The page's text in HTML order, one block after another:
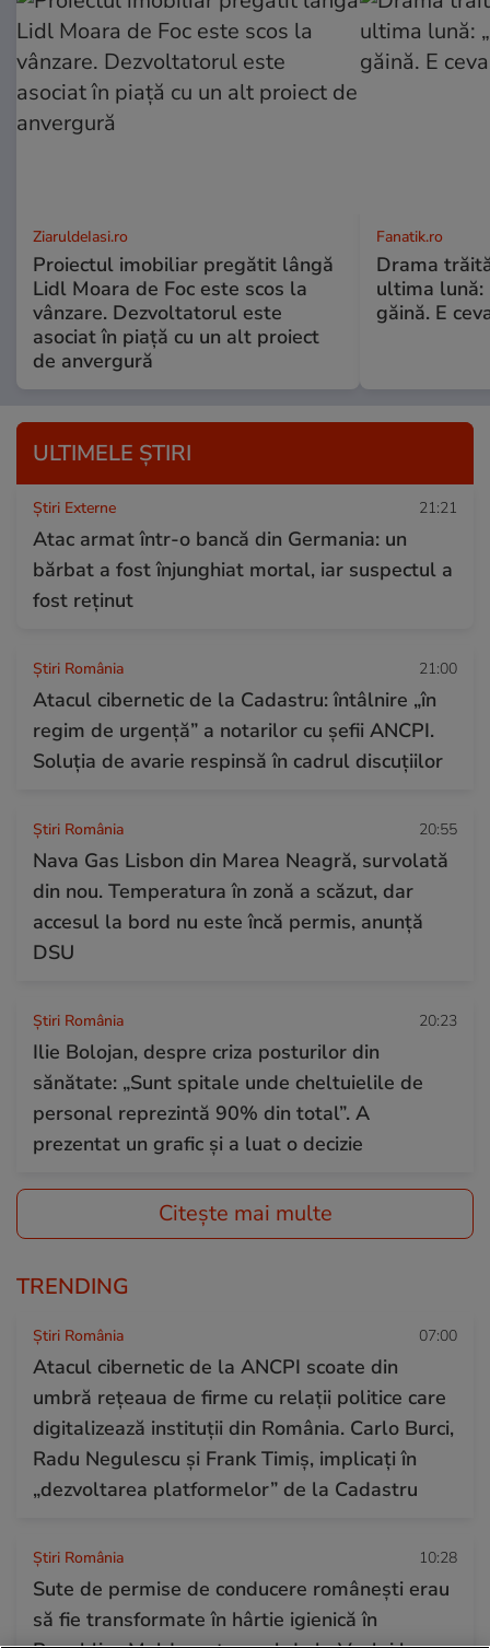
ZiaruldeIasi.ro
Proiectul imobiliar pregătit lângă
Lidl Moara de Foc este scos la
vânzare. Dezvoltatorul este
asociat în piață cu un alt proiect
de anvergură
Fanatik.ro
Drama
ultima lună:
găină. E
ULTIMELE ȘTIRI
Știri Externe 21:21
Atac armat într-o bancă din Germania: un
bărbat a fost înjunghiat mortal, iar suspectul a
fost reținut
Știri România 21:00
Atacul cibernetic de la Cadastru: întâlnire „în
regim de urgență” a notarilor cu șefii ANCPI.
Soluția de avarie respinsă în cadrul discuțiilor
Știri România 20:55
Nava Gas Lisbon din Marea Neagră, survolată
din nou. Temperatura în zonă a scăzut, dar
accesul la bord nu este încă permis, anunță
DSU
Știri România 20:23
Ilie Bolojan, despre criza posturilor din
sănătate: „Sunt spitale unde cheltuielile de
personal reprezintă 90% din total”. A
prezentat un grafic și a luat o decizie
Citește mai multe
TRENDING
Știri România 07:00
Atacul cibernetic de la ANCPI scoate din
umbră rețeaua de firme cu relații politice care
digitalizează instituții din România. Carlo Burci,
Radu Negulescu și Frank Timiș, implicați în
„dezvoltarea platformelor” de la Cadastru
Știri România 10:28
Sute de permise de conducere românești erau
să fie transformate în hârtie igienică în